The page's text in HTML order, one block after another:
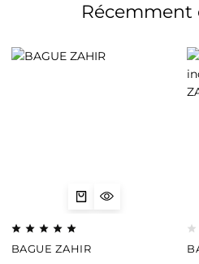
Récemment
BAGUE ZAHIR